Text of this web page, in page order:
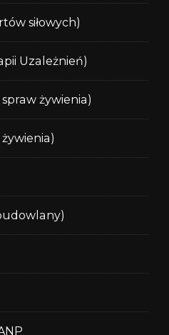
siłowych)
Uzależnień)
żywienia)